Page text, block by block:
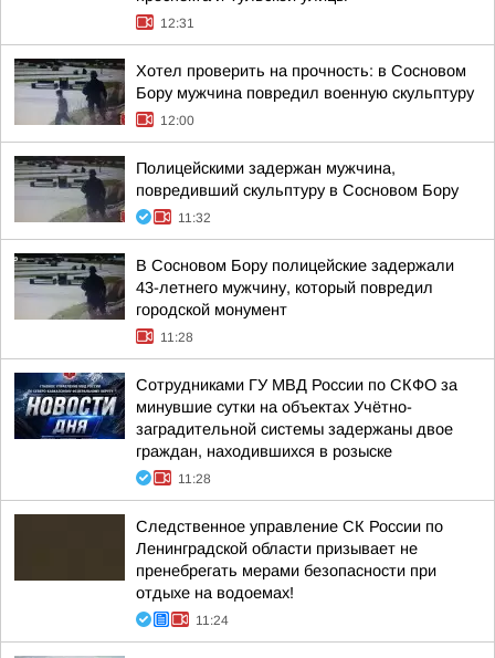
12:31
Хотел проверить на прочность: в Сосновом
Бору мужчина повредил военную скульптуру
12:00
Полицейскими задержан мужчина,
повредивший скульптуру в Сосновом Бору
11:32
В Сосновом Бору полицейские задержали
43-летнего мужчину, который повредил
городской монумент
11:28
Сотрудниками ГУ МВД России по СКФО за
минувшие сутки на объектах Учётно-
заградительной системы задержаны двое
граждан, находившихся в розыске
11:28
Следственное управление СК России по
Ленинградской области призывает не
пренебрегать мерами безопасности при
отдыхе на водоемах!
11:24